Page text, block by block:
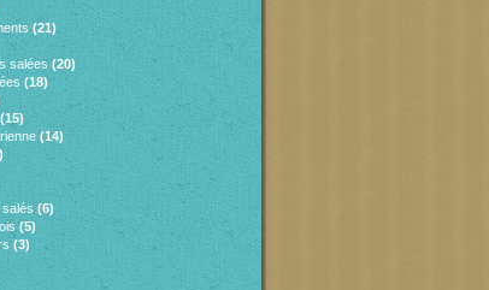
(21)
salées (20)
(18)
(15)
(14)
(6)
(5)
(3)